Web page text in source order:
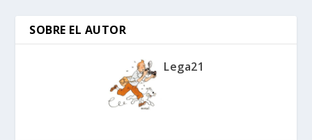
SOBRE EL AUTOR
Lega21